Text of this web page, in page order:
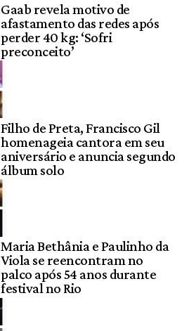
Gaab revela motivo de
afastamento das redes após
perder 40 kg: ‘Sofri
preconceito’
Filho de Preta, Francisco Gil
homenageia cantora em seu
aniversário e anuncia segundo
álbum solo
Maria Bethânia e Paulinho da
Viola se reencontram no
palco após 54 anos durante
festival no Rio